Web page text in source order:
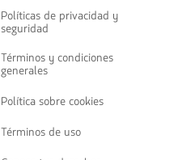
Políticas de privacidad y
seguridad
Términos y condiciones
generales
Política sobre cookies
Términos de uso